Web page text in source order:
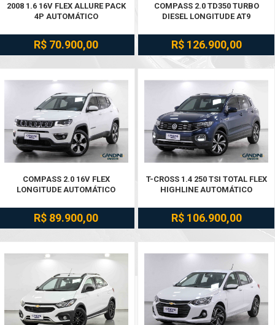
2008 1.6 16V FLEX ALLURE PACK
4P AUTOMÁTICO
R$ 70.900,00
COMPASS 2.0 TD350 TURBO
DIESEL LONGITUDE AT9
R$ 126.900,00
COMPASS 2.0 16V FLEX
LONGITUDE AUTOMÁTICO
R$ 89.900,00
T-CROSS 1.4 250 TSI TOTAL FLEX
HIGHLINE AUTOMÁTICO
R$ 106.900,00